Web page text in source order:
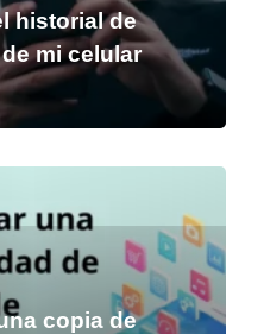
historial de
mi celular
copia de